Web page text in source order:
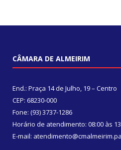
CÂMARA DE ALMEIRIM
End.: Praça 14 de Julho, 19 – Centro
CEP: 68230-000
Fone: (93) 3737-1286
Horário de atendimento: 08:00 às
E-mail: